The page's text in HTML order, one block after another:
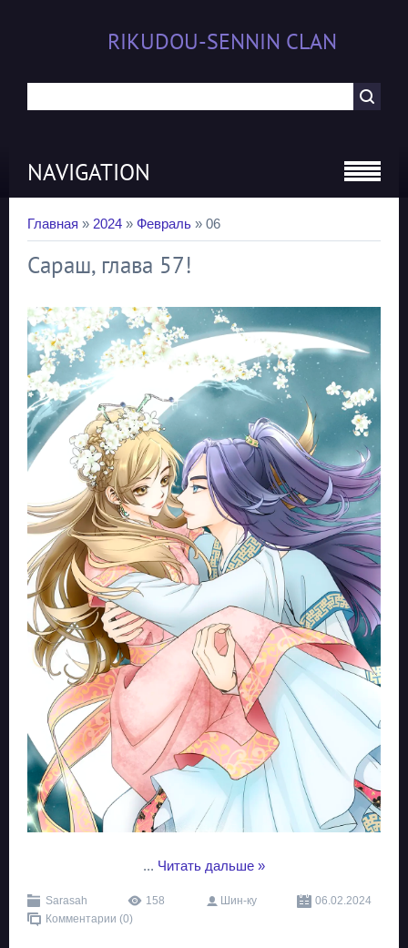
RIKUDOU-SENNIN CLAN
NAVIGATION
Главная » 2024 » Февраль » 06
Сараш, глава 57!
... Читать дальше »
Sarasah 158 Шин-ку
06.02.2024
Комментарии (0)